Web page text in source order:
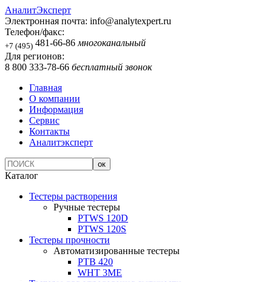
АналитЭксперт
Электронная почта: info@analytexpert.ru
Телефон/факс:
+7 (495) 481-66-86 многоканальный
Для регионов:
8 800 333-78-66 бесплатный звонок
Главная
О компании
Информация
Сервис
Контакты
Аналитэксперт
Каталог
Тестеры растворения
Ручные тестеры
PTWS 120D
PTWS 120S
Тестеры прочности
Автоматизированные тестеры
PTB 420
WHT 3ME